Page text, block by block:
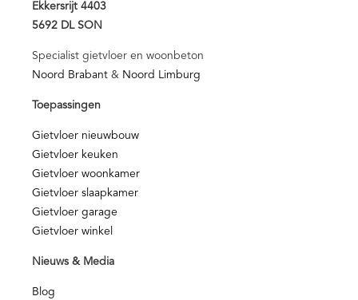
Ekkersrijt 4403
5692 DL SON
Specialist gietvloer en woonbeton
Noord Brabant & Noord Limburg
Toepassingen
Gietvloer nieuwbouw
Gietvloer keuken
Gietvloer woonkamer
Gietvloer slaapkamer
Gietvloer garage
Gietvloer winkel
Nieuws & Media
Blog